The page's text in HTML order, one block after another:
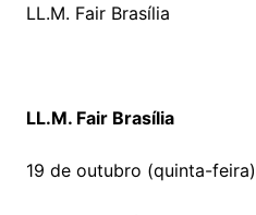
LL.M. Fair Brasília
LL.M. Fair Brasília
19 de outubro (quinta-feira)